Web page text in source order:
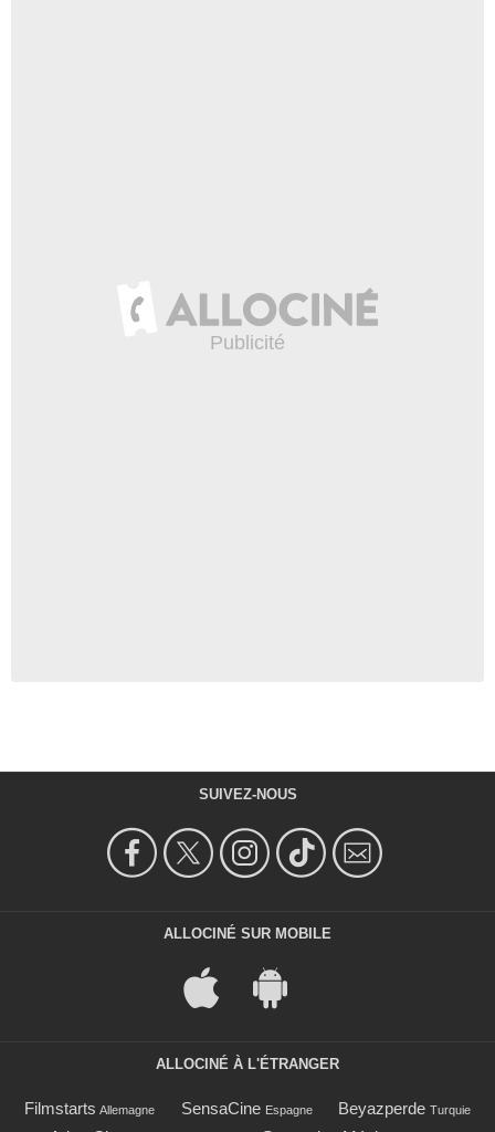
SUIVEZ-NOUS
ALLOCINÉ SUR MOBILE
ALLOCINÉ À L'ÉTRANGER
Filmstarts Allemagne SensaCine Espagne Beyazperde Turquie